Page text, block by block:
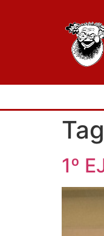
1º